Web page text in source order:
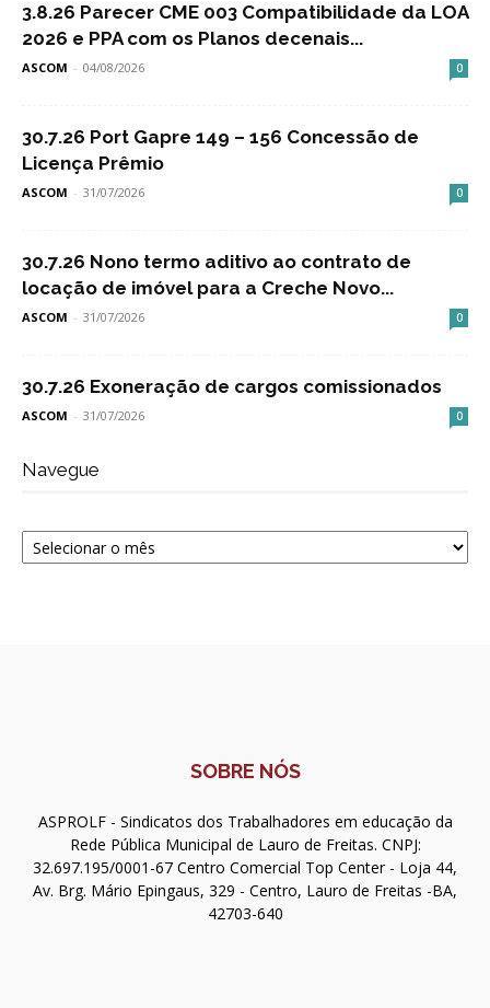
3.8.26 Parecer CME 003 Compatibilidade da LOA
2026 e PPA com os Planos decenais...
ASCOM - 04/08/2026 0
30.7.26 Port Gapre 149 – 156 Concessão de
Licença Prêmio
ASCOM - 31/07/2026 0
30.7.26 Nono termo aditivo ao contrato de
locação de imóvel para a Creche Novo...
ASCOM - 31/07/2026 0
30.7.26 Exoneração de cargos comissionados
ASCOM - 31/07/2026 0
Navegue
Navegue
SOBRE NÓS
ASPROLF - Sindicatos dos Trabalhadores em educação da
Rede Pública Municipal de Lauro de Freitas. CNPJ:
32.697.195/0001-67 Centro Comercial Top Center - Loja 44,
Av. Brg. Mário Epingaus, 329 - Centro, Lauro de Freitas -BA,
42703-640